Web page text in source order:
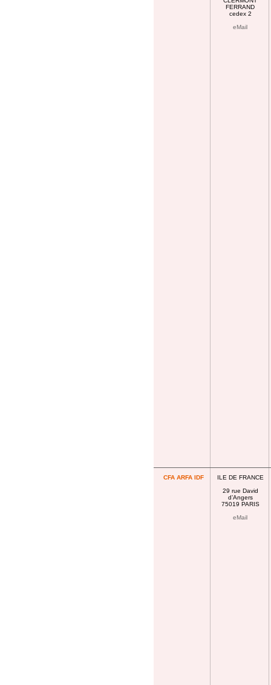
FERRAND
cedex 2
eMail
CFA ARFA IDF
ILE DE FRANCE
29 rue David
d’Angers
75019 PARIS
eMail